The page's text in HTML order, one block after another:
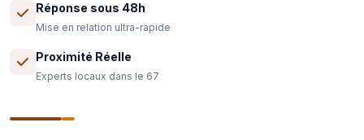
Réponse sous 48h
Mise en relation ultra-rapide
Proximité Réelle
Experts locaux dans le 67